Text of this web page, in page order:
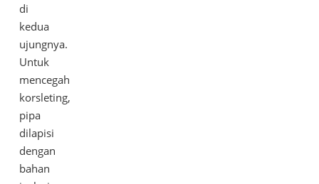
di
kedua
ujungnya.
Untuk
mencegah
korsleting,
pipa
dilapisi
dengan
bahan